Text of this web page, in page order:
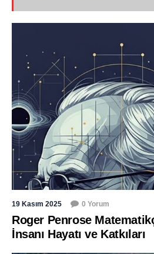
19 Kasım 2025 0 Yorum
Roger Penrose
İnsanı Hayatı ve Katkıları